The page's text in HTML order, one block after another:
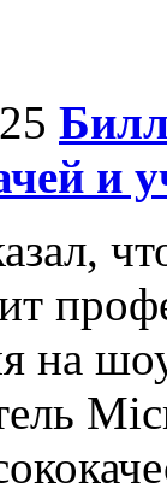
и
на